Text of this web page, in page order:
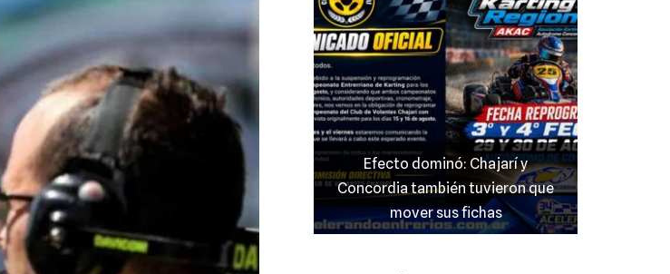
ASME al límite: Paraná, formato
exprés y un domingo a todo o nada
Efecto dominó: Chajarí y
Concordia también tuvieron que
mover sus fichas